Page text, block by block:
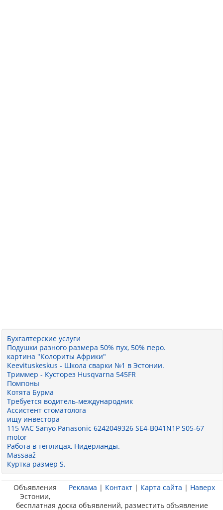
Бухгалтерские услуги
Подушки разного размера 50% пух, 50% перо.
картина "Колориты Африки"
Keevituskeskus - Школа сварки №1 в Эстонии.
Триммер - Кусторез Husqvarna 545FR
Помпоны
Котята Бурма
Требуется водитель-международник
Ассистент стоматолога
ищу инвестора
115 VAC Sanyo Panasonic 6242049326 SE4-B041N1P S05-67
motor
Работа в теплицах, Нидерланды.
Massaaž
Куртка размер S.
Реклама | Контакт | Карта сайта | Наверх
Объявления
Эстонии,
бесплатная доска объявлений, разместить объявление